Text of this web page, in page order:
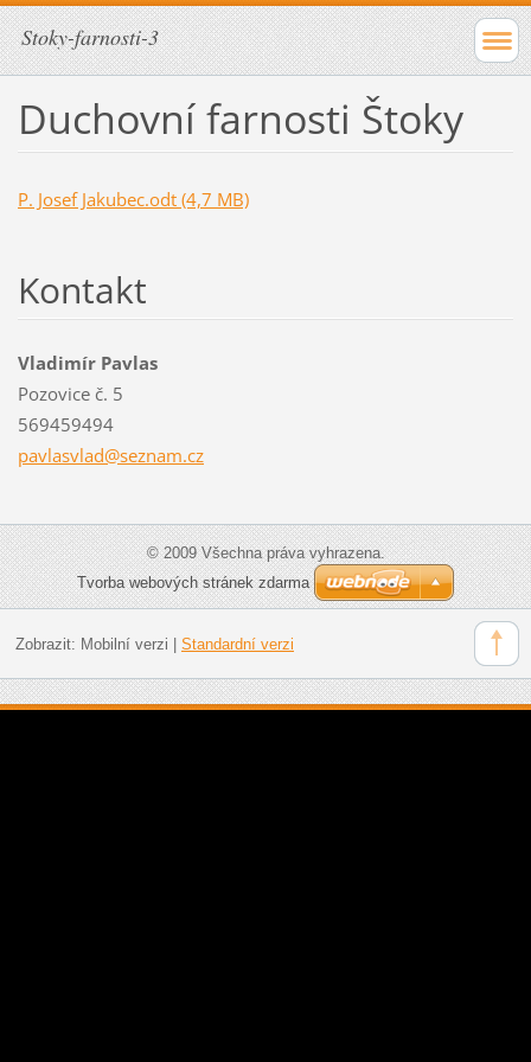
Stoky-farnosti-3
Duchovní farnosti Štoky
P. Josef Jakubec.odt (4,7 MB)
Kontakt
Vladimír Pavlas
Pozovice č. 5
569459494
pavlasvlad@seznam.cz
© 2009 Všechna práva vyhrazena.
Tvorba webových stránek zdarma
Zobrazit: Mobilní verzi Standardní verzi